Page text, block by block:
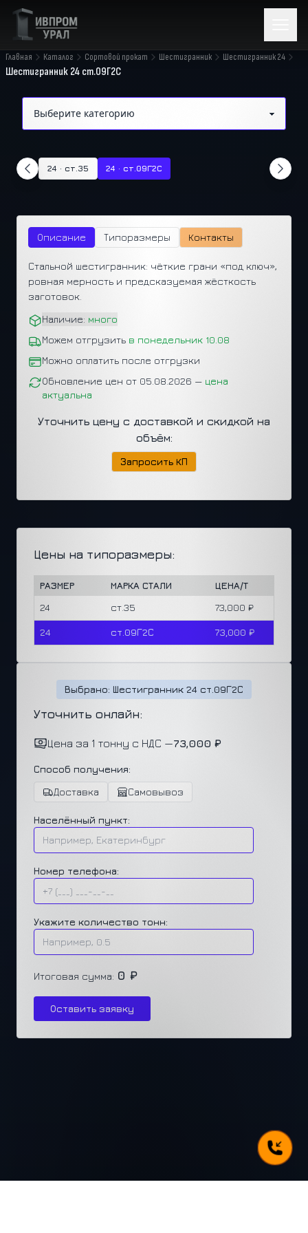
Главная Каталог Сортовой прокат Шестигранник Шестигранник 24
Шестигранник 24 ст.09Г2С
24 · ст.35 24 · ст.09Г2С
Описание Типоразмеры Контакты
Стальной шестигранник: чёткие грани «под ключ»,
ровная мерность и предсказуемая жёсткость
заготовок.
Наличие: много
Можем отгрузить в понедельник 10.08
Можно оплатить после отгрузки
Обновление цен от 05.08.2026 — цена
актуальна
Уточнить цену с доставкой и скидкой на
объём:
Запросить КП
Цены на типоразмеры:
РАЗМЕР МАРКА СТАЛИ
ЦЕНА/Т
24
ст.35 73,000 ₽
24 ст.09Г2С 73,000 ₽
Выбрано: Шестигранник 24 ст.09Г2С
Уточнить онлайн:
Цена за 1 тонну с НДС —73,000 ₽
Способ получения:
Доставка
Самовывоз
Населённый пункт:
Номер телефона:
Укажите количество тонн:
Итоговая сумма: 0 ₽
Оставить заявку